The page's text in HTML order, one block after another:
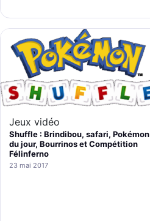
Jeux vidéo
Shuffle : Brindibou, safari, Pokémon
du jour, Bourrinos et Compétition
Félinferno
23 mai 2017